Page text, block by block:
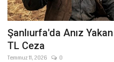
Şanlıurfa'da Anız
TL Ceza
Temmuz 11, 2026 0